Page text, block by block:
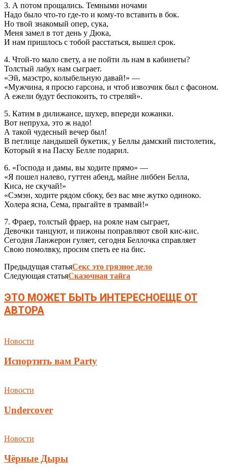
3. А потом прощались. Темными ночами
Надо было что-то где-то и кому-то вставить в бок.
Но твой знакомый опер, сука,
Меня замел в тот день у Дюка,
И нам пришлось с тобой расстаться, вышел срок.
4. Чтой-то мало свету, а не пойти ль нам в кабинеты?
Толстый лабух нам сыграет.
«Эй, маэстро, колыбельную давай!» —
«Мужчина, я просю гарсона, и чтоб извозчик был с фасоном.
А ежели будут беспокоить, то стреляй».
5. Катим в дилижансе, шухер, впереди кожанки.
Вот непруха, это ж надо!
А такой чудесный вечер был!
В петлице ландышей букетик, у Беллы дамский пистолетик,
Который я на Пасху Белле подарил.
6. «Господа и дамы, вы ходите прямо» —
«Я пошел налево, гуттен абенд, майне либбен Белла,
Киса, не скучай!»
«Сэмэн, ходите рядом сбоку, без вас мне жутко одиноко.
Холера ясна, Сема, прыгайте в трамвай!»
7. Фраер, толстый фраер, на рояле нам сыграет,
Девочки танцуют, и пижоны поправляют свой кис-кис.
Сегодня Ланжерон гуляет, сегодня Беллочка справляет
Свою помолвку, просим спеть ее на бис.
Предыдущая статьяСекс это грязное дело
Следующая статьяСказочная тайга
ЭТО МОЖЕТ БЫТЬ ИНТЕРЕСНОЕЩЕ ОТ
АВТОРА
Новости
Испортить вам Party
Новости
Undercover
Новости
Чёрные Дыры